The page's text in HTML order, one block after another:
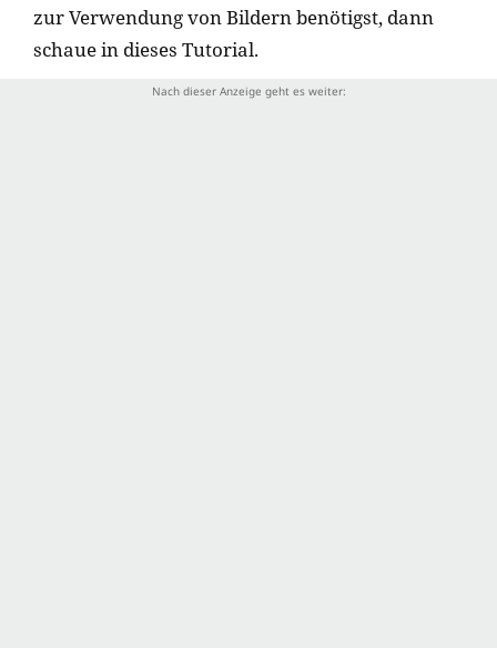
zur Verwendung von Bildern benötigst, dann
schaue in dieses Tutorial.